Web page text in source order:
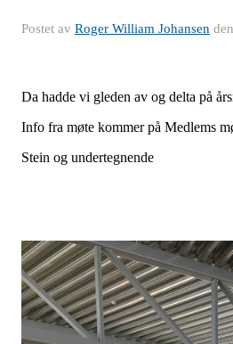
Postet av Roger William Johansen den
Da hadde vi gleden av og delta på
Info fra møte kommer på Medlems
Stein og undertegnende